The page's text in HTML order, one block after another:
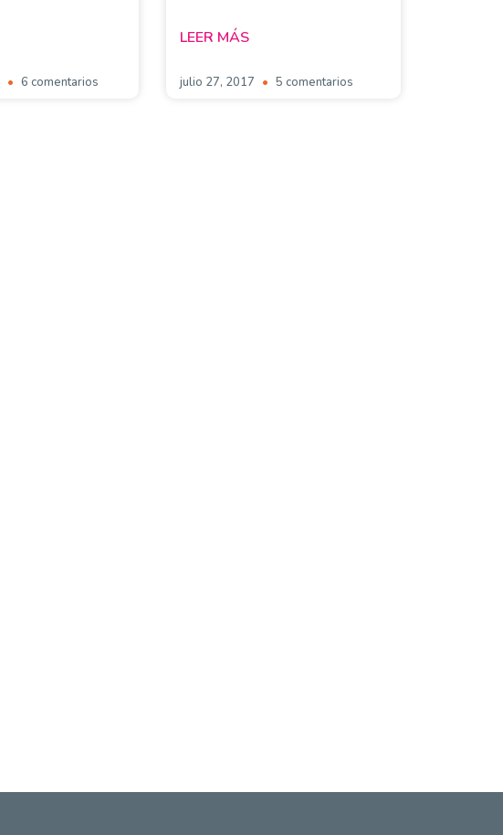
6 comentarios
LEER MÁS
julio 27, 2017 5 comentarios